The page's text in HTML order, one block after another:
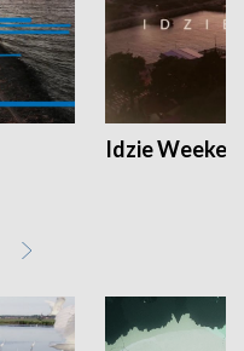
Idzie